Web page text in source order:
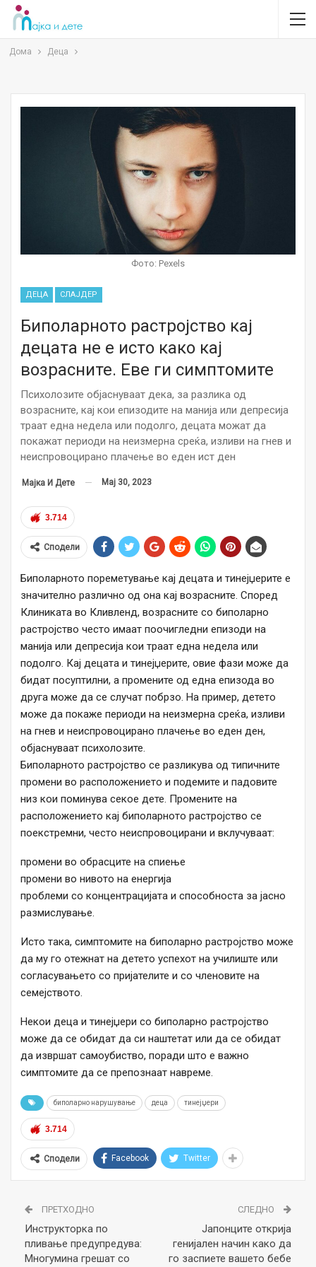
Дома Деца
Фото: Pexels
ДЕЦА СЛАЈДЕР
Биполарното растројство кај
децата не е исто како кај
возрасните. Еве ги симптомите
Психолозите објаснуваат дека, за разлика од
возрасните, кај кои епизодите на манија или депресија
траат една недела или подолго, децата можат да
покажат периоди на неизмерна среќа, изливи на гнев и
неиспровоцирано плачење во еден ист ден
Мајка И Дете Мај 30, 2023
3.714
Сподели
Биполарното пореметување кај децата и тинејџерите е
значително различно од она кај возрасните. Според
Клиниката во Кливленд, возрасните со биполарно
растројство често имаат поочигледни епизоди на
манија или депресија кои траат една недела или
подолго. Кај децата и тинејџерите, овие фази може да
бидат посуптилни, а промените од една епизода во
друга може да се случат побрзо. На пример, детето
може да покаже периоди на неизмерна среќа, изливи
на гнев и неиспровоцирано плачење во еден ден,
објаснуваат психолозите.
Биполарното растројство се разликува од типичните
промени во расположението и подемите и падовите
низ кои поминува секое дете. Промените на
расположението кај биполарното растројство се
поекстремни, често неиспровоцирани и вклучуваат:
промени во обрасците на спиење
промени во нивото на енергија
проблеми со концентрацијата и способноста за јасно
размислување.
Исто така, симптомите на биполарно растројство може
да му го отежнат на детето успехот на училиште или
согласувањето со пријателите и со членовите на
семејството.
Некои деца и тинејџери со биполарно растројство
може да се обидат да си наштетат или да се обидат
да извршат самоубиство, поради што е важно
симптомите да се препознаат навреме.
биполарно нарушување деца тинејџери
3.714
Сподели Facebook Twitter
ПРЕТХОДНО
Инструкторка по
пливање предупредува:
Многумина грешат со
СЛЕДНО
Јапонците открија
генијален начин како да
го заспиете вашето бебе